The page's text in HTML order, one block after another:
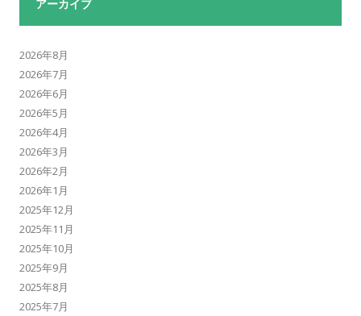
アーカイブ
2026年8月
2026年7月
2026年6月
2026年5月
2026年4月
2026年3月
2026年2月
2026年1月
2025年12月
2025年11月
2025年10月
2025年9月
2025年8月
2025年7月